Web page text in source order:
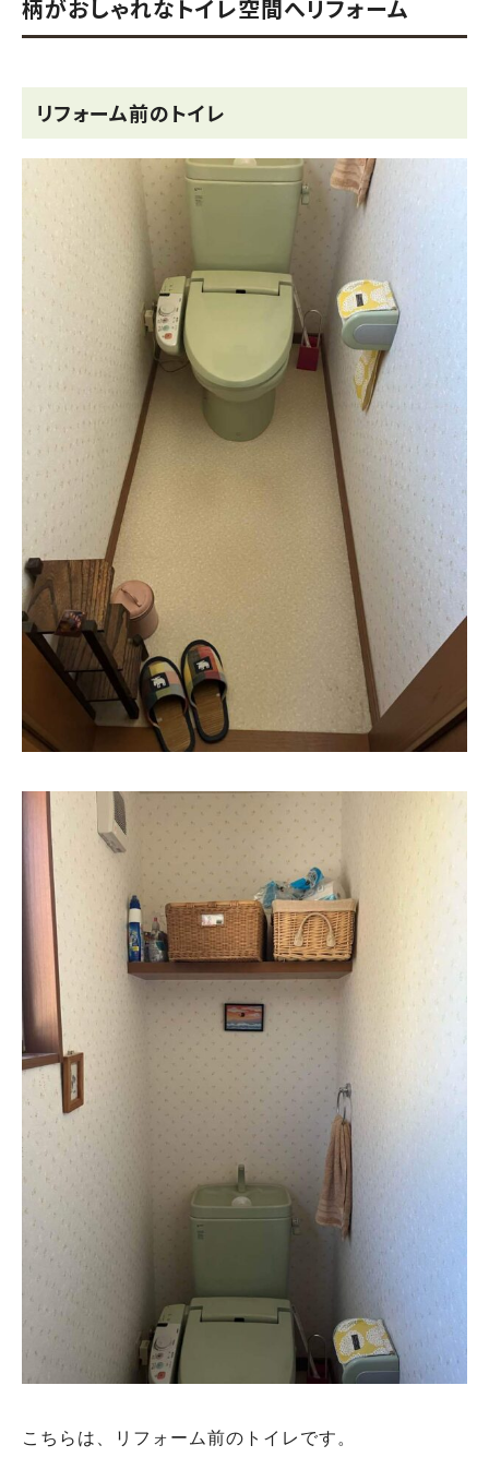
柄がおしゃれなトイレ空間へリフォーム
リフォーム前のトイレ
こちらは、リフォーム前のトイレです。